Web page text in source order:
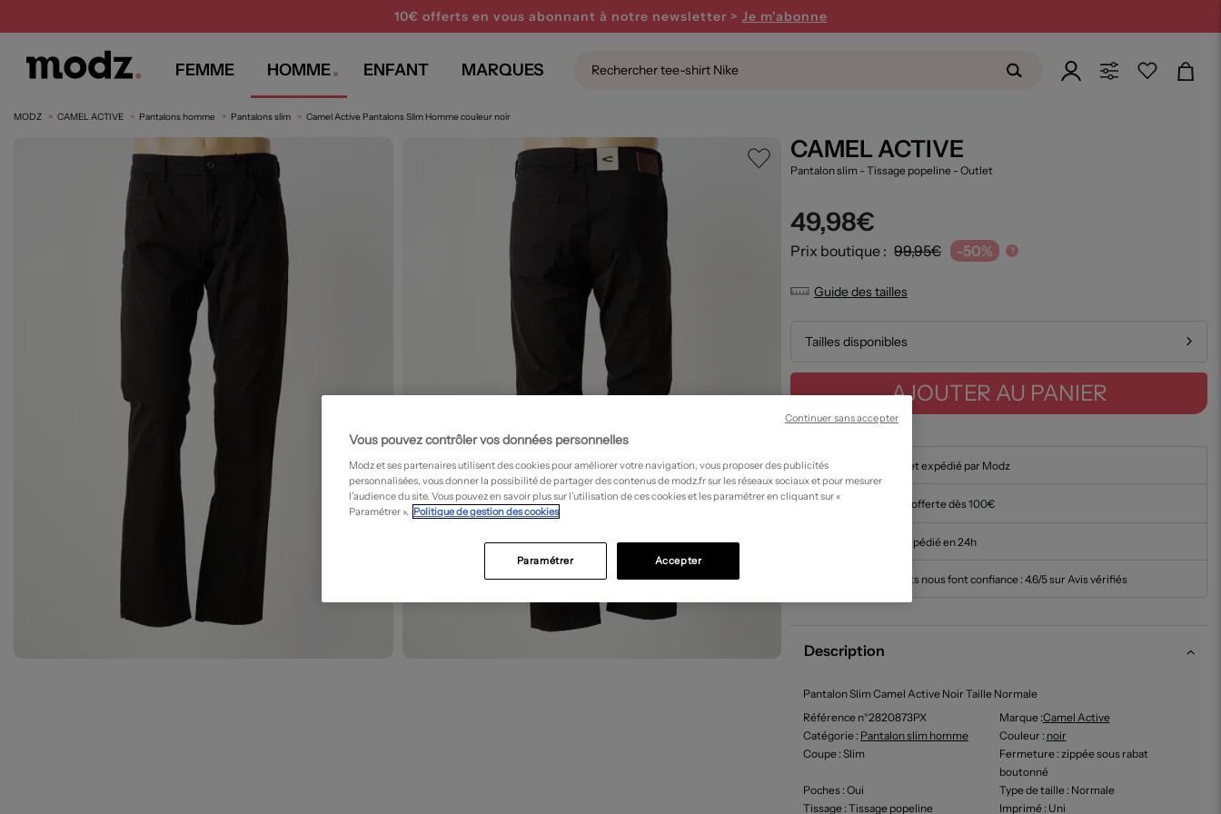
10€ offerts en vous abonnant à notre newsletter > Je m'abonne
FEMME HOMME ENFANT MARQUES
MODZ CAMEL ACTIVE Pantalons homme Pantalons slim Camel Active Pantalons Slim Homme couleur noir
CAMEL ACTIVE
Pantalon slim - Tissage popeline - Outlet
49,98€
Prix boutique : 99,95€ -50% ?
Guide des tailles
Tailles disponibles
AJOUTER AU PANIER
En stock et expédié par Modz
Livraison offerte dès 100€
Article expédié en 24h
Nos clients nous font confiance : 4.6/5 sur Avis vérifiés
Description
Pantalon Slim Camel Active Noir Taille Normale
Référence n°2820873PX
Marque :Camel Active
Catégorie : Pantalon slim homme Couleur : noir
Coupe : Slim Fermeture: zippée sous rabat
boutonné
Poches : Oui Type de taille: Normale
Tissage : Tissage popeline Imprimé: Uni
Vous pouvez contrôler vos données personnelles
Modz et ses partenaires utilisent des cookies pour améliorer votre navigation, vous proposer des publicités
personnalisées, vous donner la possibilité de partager des contenus de modz.fr sur les réseaux sociaux et pour mesurer
l’audience du site. Vous pouvez en savoir plus sur l’utilisation de ces cookies et les paramétrer en cliquant sur «
Paramétrer ». Politique de gestion des cookies
Accepter
Paramétrer
Continuer sans accepter